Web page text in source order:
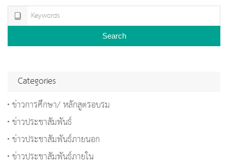
Search
Categories
ข่าวการศึกษา/ หลักสูตรอบรม
ข่าวประชาสัมพันธ์
ข่าวประชาสัมพันธ์ภายนอก
ข่าวประชาสัมพันธ์ภายใน